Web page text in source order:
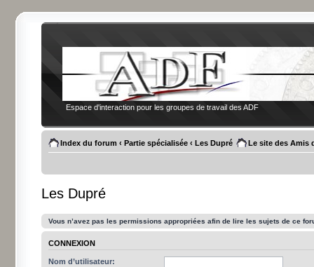
Espace d'interaction pour les groupes de travail des ADF
Index du forum ‹ Partie spécialisée ‹ Les Dupré Le site des Amis
Les Dupré
Vous n’avez pas les permissions appropriées afin de lire les sujets de ce
CONNEXION
Nom d’utilisateur: